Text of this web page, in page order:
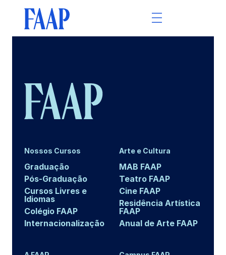
Nossos Cursos
Graduação
Pós-Graduação
Cursos Livres e
Idiomas
Colégio FAAP
Internacionalização
Arte e Cultura
MAB FAAP
Teatro FAAP
Cine FAAP
Residência Artística
FAAP
Anual de Arte FAAP